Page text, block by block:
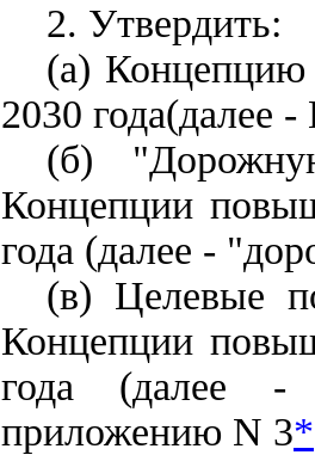
2. Утвердить:
(а) Концепцию
2030 года(далее
(б)
Концепции
года (далее -
(в) Целевые
Концепции
года (далее -
приложению N 3*